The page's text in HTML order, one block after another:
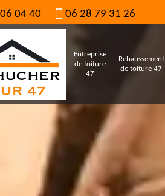
04 40 06 28 79 31 26
Entreprise
de toiture
47
Rehaussement
de toiture 47